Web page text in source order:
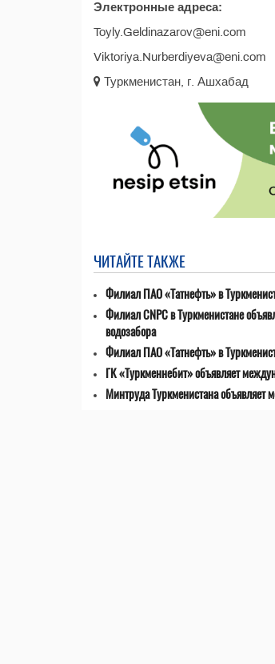
Электронные адреса:
Toyly.Geldinazarov@eni.com
Viktoriya.Nurberdiyeva@eni.com
Туркменистан, г. Ашхабад
ЧИТАЙТЕ ТАКЖЕ
Филиал ПАО «Татнефть» в
Филиал CNPC в Туркменистане
водозабора
Филиал ПАО «Татнефть» в
ГК «Туркменнебит» объявляет
Минтруда Туркменистана